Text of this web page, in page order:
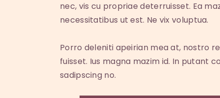
nec, vis cu propriae deterruisset. Ea
necessitatibus ut est. Ne vix voluptua.
Porro deleniti apeirian mea at, nostro
fuisset. Ius magna mazim id. In putant
sadipscing no.